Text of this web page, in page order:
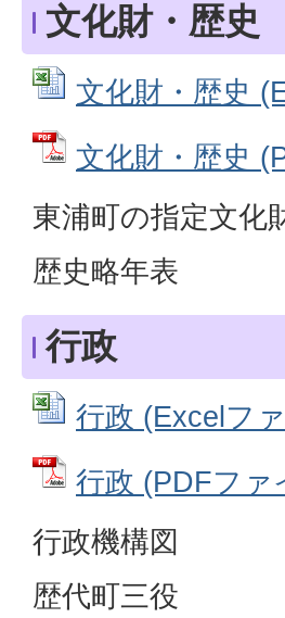
文化財・歴史
文化財・歴史
文化財・歴史
東浦町の指定文化
歴史略年表
行政
行政 (Excelフ
行政 (PDFファ
行政機構図
歴代町三役